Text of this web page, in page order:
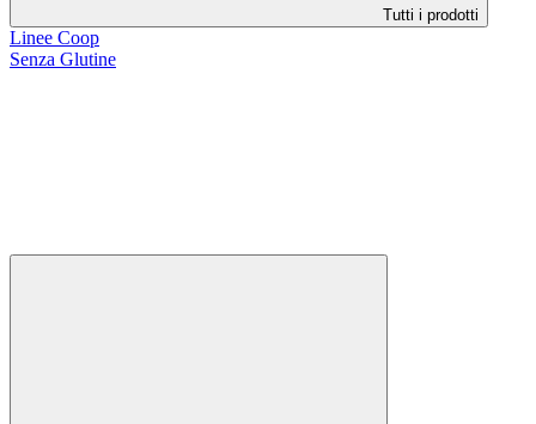
Tutti i prodotti
Linee Coop
Senza Glutine